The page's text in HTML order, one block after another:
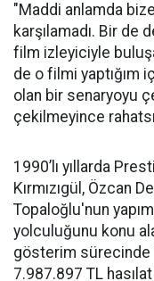
"Maddi anlamda
karşılamadı. Bir de
film izleyiciyle
de o filmi yaptığım
olan bir senaryoyu
çekilmeyince
1990’lı yıllarda
Kırmızıgül, Özcan
Topaloğlu'nun
yolculuğunu konu
gösterim sürecinde
7.987.897 TL